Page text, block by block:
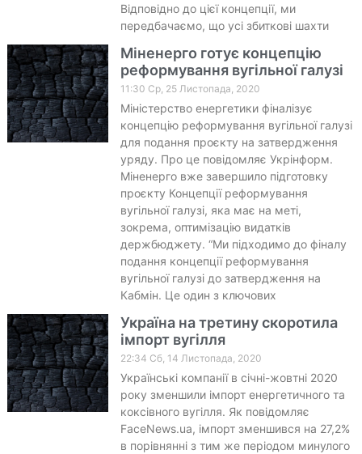
Відповідно до цієї концепції, ми
передбачаємо, що усі збиткові шахти
Міненерго готує концепцію
реформування вугільної галузі
11:30 Ср, 25 Листопада, 2020
Міністерство енергетики фіналізує
концепцію реформування вугільної галузі
для подання проєкту на затвердження
уряду. Про це повідомляє Укрінформ.
Міненерго вже завершило підготовку
проєкту Концепції реформування
вугільної галузі, яка має на меті,
зокрема, оптимізацію видатків
держбюджету. “Ми підходимо до фіналу
подання концепції реформування
вугільної галузі до затвердження на
Кабмін. Це один з ключових
Україна на третину скоротила
імпорт вугілля
22:34 Сб, 14 Листопада, 2020
Українські компанії в січні-жовтні 2020
року зменшили імпорт енергетичного та
коксівного вугілля. Як повідомляє
FaceNews.ua, імпорт зменшився на 27,2%
в порівнянні з тим же періодом минулого